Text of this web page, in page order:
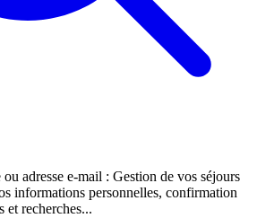
adresse e-mail : Gestion de vos séjours
informations personnelles, confirmation
et recherches...